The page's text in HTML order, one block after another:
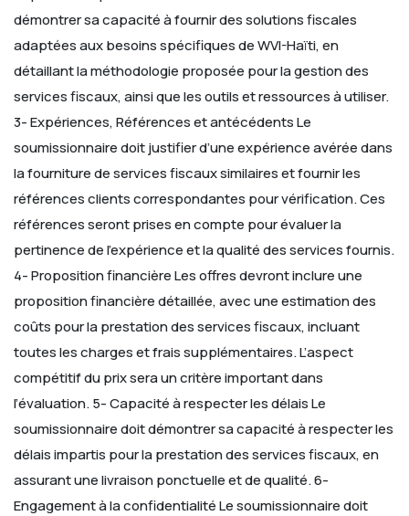
démontrer sa capacité à fournir des solutions fiscales
adaptées aux besoins spécifiques de WVI-Haïti, en
détaillant la méthodologie proposée pour la gestion des
services fiscaux, ainsi que les outils et ressources à utiliser.
3- Expériences, Références et antécédentsLe
soumissionnaire doit justifier d’une expérience avérée dans
la fourniture de services fiscaux similaires et fournir les
références clients correspondantes pour vérification. Ces
références seront prises en compte pour évaluer la
pertinence de l’expérience et la qualité des services fournis.
4- Proposition financièreLes offres devront inclure une
proposition financière détaillée, avec une estimation des
coûts pour la prestation des services fiscaux, incluant
toutes les charges et frais supplémentaires. L’aspect
compétitif du prix sera un critère important dans
l’évaluation.5- Capacité à respecter les délaisLe
soumissionnaire doit démontrer sa capacité à respecter les
délais impartis pour la prestation des services fiscaux, en
assurant une livraison ponctuelle et de qualité.6-
Engagement à la confidentialitéLe soumissionnaire doit